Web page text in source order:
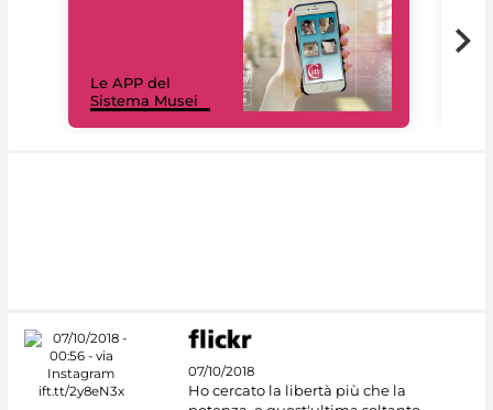
Le APP del
Sistema Musei
07/10/2018
Ho cercato la libertà più che la